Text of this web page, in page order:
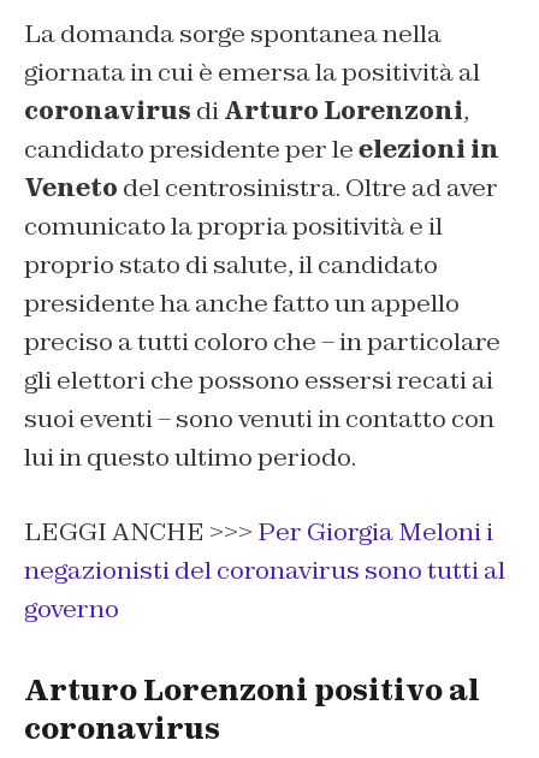
La domanda sorge spontanea nella
giornata in cui è emersa la positività al
coronavirus diArturo Lorenzoni,
candidato presidente per leelezioni in
Veneto del centrosinistra. Oltre ad aver
comunicato la propria positività e il
proprio stato di salute, il candidato
presidente ha anche fatto un appello
preciso a tutti coloro che – in particolare
gli elettori che possono essersi recati ai
suoi eventi – sono venuti in contatto con
lui in questo ultimo periodo.
LEGGI ANCHE >>> Per Giorgia Meloni i
negazionisti del coronavirus sono tutti al
governo
Arturo Lorenzoni positivo al
coronavirus